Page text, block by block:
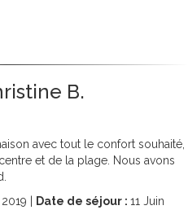
B.
avec tout le confort souhaité,
et de la plage. Nous avons
| Date de séjour : 11 Juin